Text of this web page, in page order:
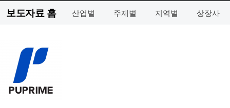
보도자료 홈 산업별 주제별 지역별 상장사